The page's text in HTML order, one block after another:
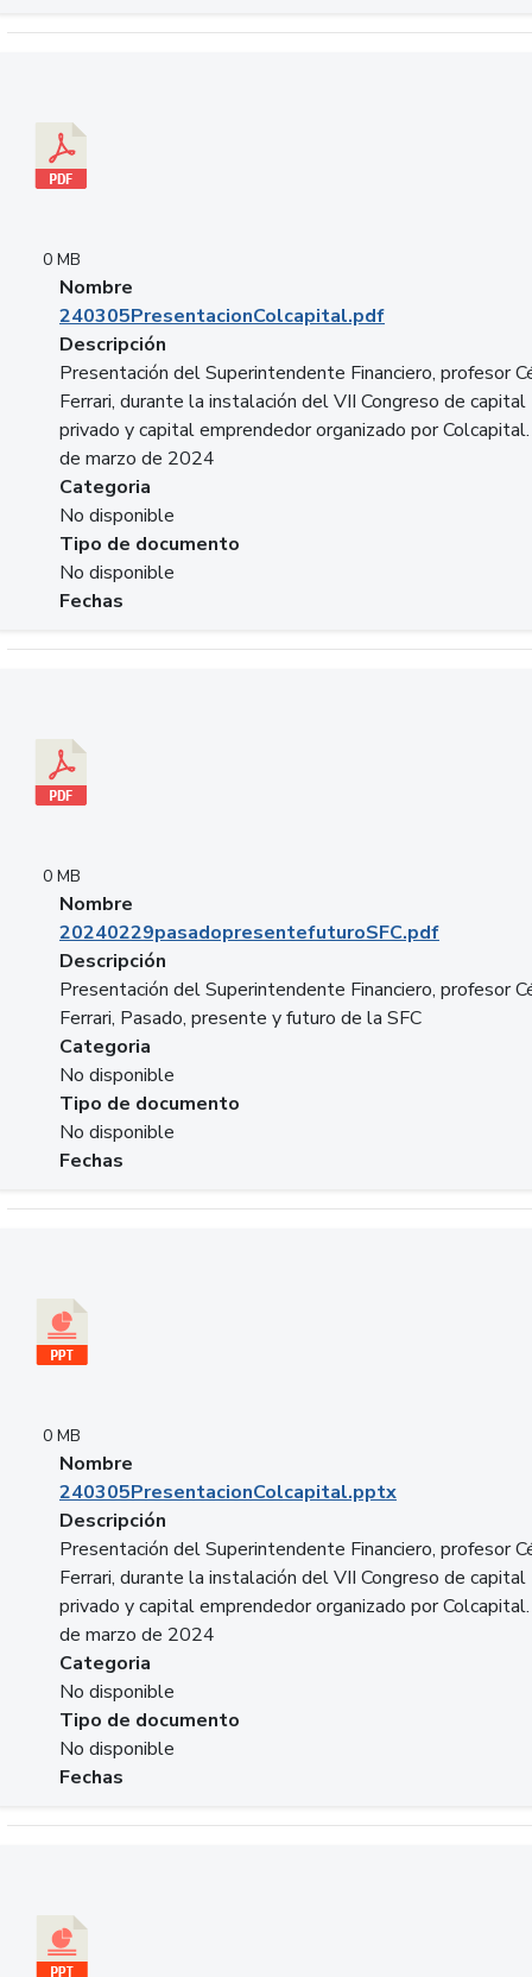
0 MB
Nombre
240305PresentacionColcapital.pdf
Descripción
Presentación del Superintendente Financiero, profesor
Ferrari, durante la instalación del VII Congreso de capital
privado y capital emprendedor organizado por
de marzo de 2024
Categoria
No disponible
Tipo de documento
No disponible
Fechas
0 MB
Nombre
20240229pasadopresentefuturoSFC.pdf
Descripción
Presentación del Superintendente Financiero, profesor
Ferrari, Pasado, presente y futuro de la SFC
Categoria
No disponible
Tipo de documento
No disponible
Fechas
0 MB
Nombre
240305PresentacionColcapital.pptx
Descripción
Presentación del Superintendente Financiero, profesor
Ferrari, durante la instalación del VII Congreso de capital
privado y capital emprendedor organizado por
de marzo de 2024
Categoria
No disponible
Tipo de documento
No disponible
Fechas